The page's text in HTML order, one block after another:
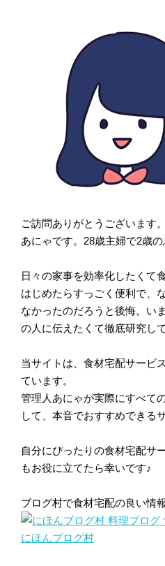
ご訪問ありがとうございます。
あにゃです。28歳主婦で2歳の
日々の家事を効率化したくて
はじめたらすっごく便利で、
なかったのだろうと後悔。い
の人に伝えたくて徹底研究し
当サイトは、食材宅配サービ
ています。
管理人あにゃが実際にすべて
して、本音でおすすめできる
自分にぴったりの食材宅配サ
もお役に立てたら幸いです♪
ブログ村で食材宅配の良い情
にほんブログ村